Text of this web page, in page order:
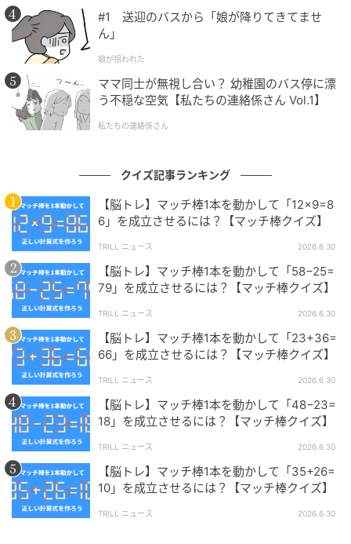
軟な思考を養うために役立ちます。
一人でも十分楽しめますが、大人数で遊んでみると何
倍も楽しめますよ。
※ご紹介した方法の他に、複数解が存在する場合があ
問題制作：株式会社 キュービック（HP ）
株式会社キュービックは、さまざまな場面でご利用い
ただけるクイズ問題のご提供、クイズイベントの構築
を主な業務とする日本初の「クイズの総合商社」で
す。クイズに関することなら何でもお気軽にご相談く
ださい。
【脳トレ】初級編『マッチ棒クイズ』問題まとめ→あ
なたはすぐにひらめけるかな？
【脳トレ】初級編『マッチ棒クイズ』問題まとめ
→あなたはすぐにひらめけるかな？
#1 送迎のバスから「娘が降りてきてませ
ん」
娘が拐われた
ママ同士が無視し合い？ 幼稚園のバス停に漂
う不穏な空気【私たちの連絡係さん Vol.1】
私たちの連絡係さん
クイズ記事ランキング
【脳トレ】マッチ棒1本を動かして「12×9=8
6」を成立させるには？【マッチ棒クイズ】
TRILL ニュース 2026.6.30
【脳トレ】マッチ棒1本を動かして「58−25=
79」を成立させるには？【マッチ棒クイズ】
TRILL ニュース 2026.6.30
【脳トレ】マッチ棒1本を動かして「23+36=
66」を成立させるには？【マッチ棒クイズ】
TRILL ニュース 2026.6.30
【脳トレ】マッチ棒1本を動かして「48−23=
18」を成立させるには？【マッチ棒クイズ】
TRILL ニュース 2026.6.30
【脳トレ】マッチ棒1本を動かして「35+26=
10」を成立させるには？【マッチ棒クイズ】
TRILL ニュース 2026.6.30